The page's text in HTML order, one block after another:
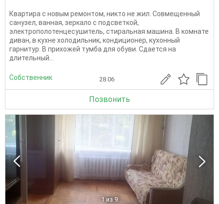
Квартира с новым ремонтом, никто не жил. Совмещенный
санузел, ванная, зеркало с подсветкой,
электрополотенцесушитель, стиральная машина. В комнате
диван, в кухне холодильник, кондиционер, кухонный
гарнитур. В прихожей тумба для обуви. Сдается на
длительный...
Собственник 28.06
Позвонить
1 из 9